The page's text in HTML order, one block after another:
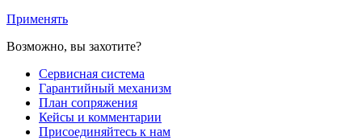
Применять
Возможно, вы захотите?
Сервисная система
Гарантийный механизм
План сопряжения
Кейсы и комментарии
Присоединяйтесь к нам